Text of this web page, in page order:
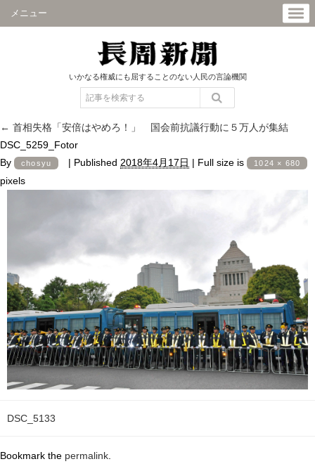
メニュー
いかなる権威にも屈することのない人民の言論機関
← 首相失格「安倍はやめろ！」 国会前抗議行動に５万人が集結
DSC_5259_Fotor
By
chosyu | Published 2018年4月17日 | Full size is 1024 × 680
pixels
DSC_5133
Bookmark the permalink